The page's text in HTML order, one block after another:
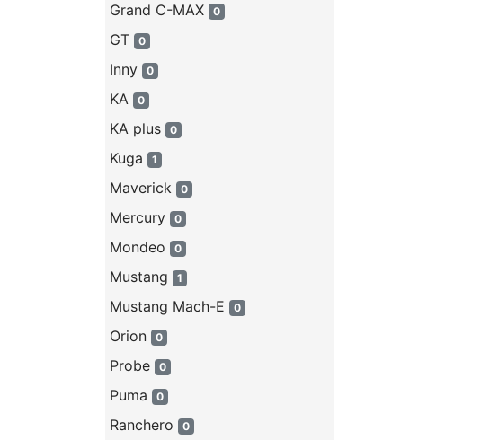
Grand C-MAX 0
GT 0
Inny 0
KA 0
KA plus 0
Kuga 1
Maverick 0
Mercury 0
Mondeo 0
Mustang 1
Mustang Mach-E 0
Orion 0
Probe 0
Puma 0
Ranchero 0